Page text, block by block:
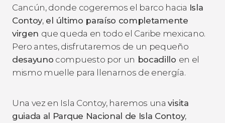
Cancún, donde cogeremos el barco hacia Isla
Contoy,el último paraíso completamente
virgen que queda en todo el Caribe mexicano.
Pero antes, disfrutaremos de un pequeño
desayuno compuesto por un bocadillo en el
mismo muelle para llenarnos de energía.
Una vez en Isla Contoy, haremos unavisita
guiada al Parque Nacional de Isla Contoy,